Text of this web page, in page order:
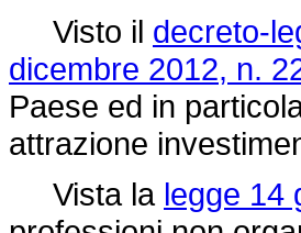
Visto il decreto-
dicembre 2012, n.
Paese ed in
attrazione
Vista la legge 14